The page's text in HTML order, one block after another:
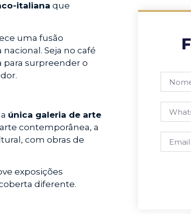
italiana que
uma fusão
Seja no café
para surpreender o
única galeria de arte
contemporânea, a
com obras de
exposições
diferente.